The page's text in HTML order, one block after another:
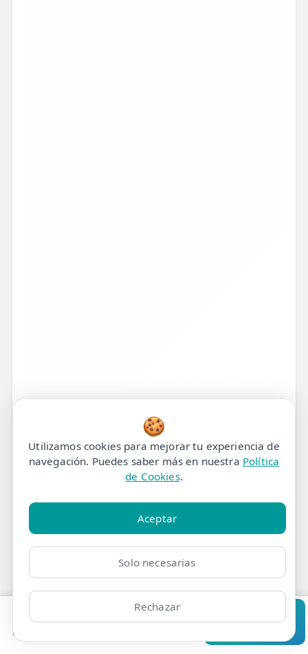
Clínicas
Pedir cita Consultar
🍪
Utilizamos cookies para mejorar tu experiencia de
navegación. Puedes saber más en nuestra Política
de Cookies.
Aceptar
Solo necesarias
Rechazar